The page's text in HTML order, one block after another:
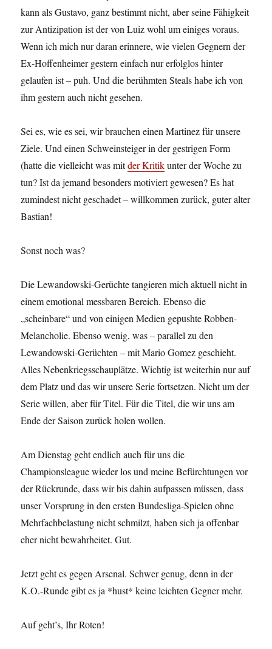
kann als Gustavo, ganz bestimmt nicht, aber seine Fähigkeit
zur Antizipation ist der von Luiz wohl um einiges voraus.
Wenn ich mich nur daran erinnere, wie vielen Gegnern der
Ex-Hoffenheimer gestern einfach nur erfolglos hinter
gelaufen ist – puh. Und die berühmten Steals habe ich von
ihm gestern auch nicht gesehen.
Sei es, wie es sei, wir brauchen einen Martinez für unsere
Ziele. Und einen Schweinsteiger in der gestrigen Form
(hatte die vielleicht was mitder Kritikunter der Woche zu
tun? Ist da jemand besonders motiviert gewesen? Es hat
zumindest nicht geschadet – willkommen zurück, guter alter
Bastian!
Sonst noch was?
Die Lewandowski-Gerüchte tangieren mich aktuell nicht in
einem emotional messbaren Bereich. Ebenso die
„scheinbare“ und von einigen Medien gepushte Robben-
Melancholie. Ebenso wenig, was – parallel zu den
Lewandowski-Gerüchten – mit Mario Gomez geschieht.
Alles Nebenkriegsschauplätze. Wichtig ist weiterhin nur auf
dem Platz und das wir unsere Serie fortsetzen. Nicht um der
Serie willen, aber für Titel. Für die Titel, die wir uns am
Ende der Saison zurück holen wollen.
Am Dienstag geht endlich auch für uns die
Championsleague wieder los und meine Befürchtungen vor
der Rückrunde, dass wir bis dahin aufpassen müssen, dass
unser Vorsprung in den ersten Bundesliga-Spielen ohne
Mehrfachbelastung nicht schmilzt, haben sich ja offenbar
eher nicht bewahrheitet. Gut.
Jetzt geht es gegen Arsenal. Schwer genug, denn in der
K.O.-Runde gibt es ja *hust* keine leichten Gegner mehr.
Auf geht’s, Ihr Roten!